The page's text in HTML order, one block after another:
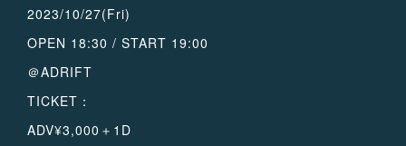
2023/10/27(Fri)
OPEN 18:30 / START 19:00
＠ADRIFT
TICKET：
ADV¥3,000＋1D